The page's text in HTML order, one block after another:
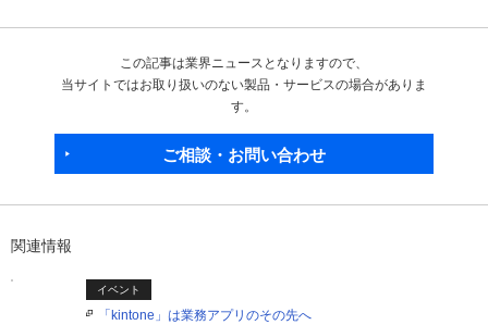
この記事は業界ニュースとなりますので、
当サイトではお取り扱いのない製品・サービスの場合がありま
す。
ご相談・お問い合わせ
関連情報
イベント
「kintone」は業務アプリのその先へ